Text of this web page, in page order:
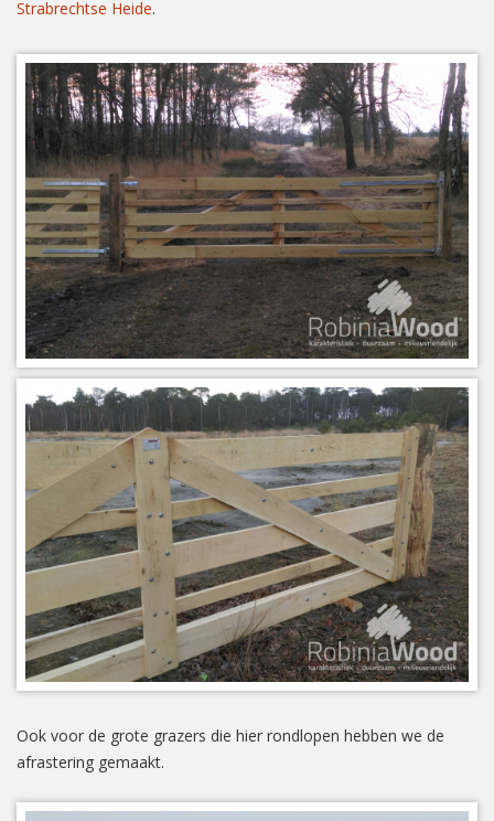
Strabrechtse Heide.
Ook voor de grote grazers die hier rondlopen hebben we de
afrastering gemaakt.